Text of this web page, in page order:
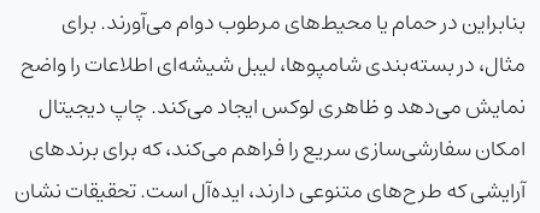
بنابراین در حمام یا محیط‌های مرطوب دوام می‌آورند. برای
مثال، در بسته‌بندی شامپوها، لیبل شیشه‌ای اطلاعات را واضح
نمایش می‌دهد و ظاهری لوکس ایجاد می‌کند. چاپ دیجیتال
امکان سفارشی‌سازی سریع را فراهم می‌کند، که برای برندهای
آرایشی که طرح‌های متنوعی دارند، ایده‌آل است. تحقیقات نشان